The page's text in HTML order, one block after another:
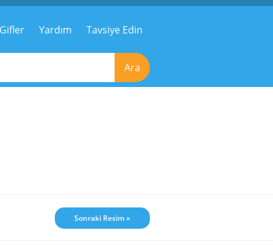
Yardım Tavsiye Edin
Ara
Sonraki Resim »